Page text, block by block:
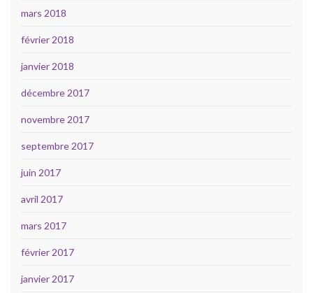
mars 2018
février 2018
janvier 2018
décembre 2017
novembre 2017
septembre 2017
juin 2017
avril 2017
mars 2017
février 2017
janvier 2017